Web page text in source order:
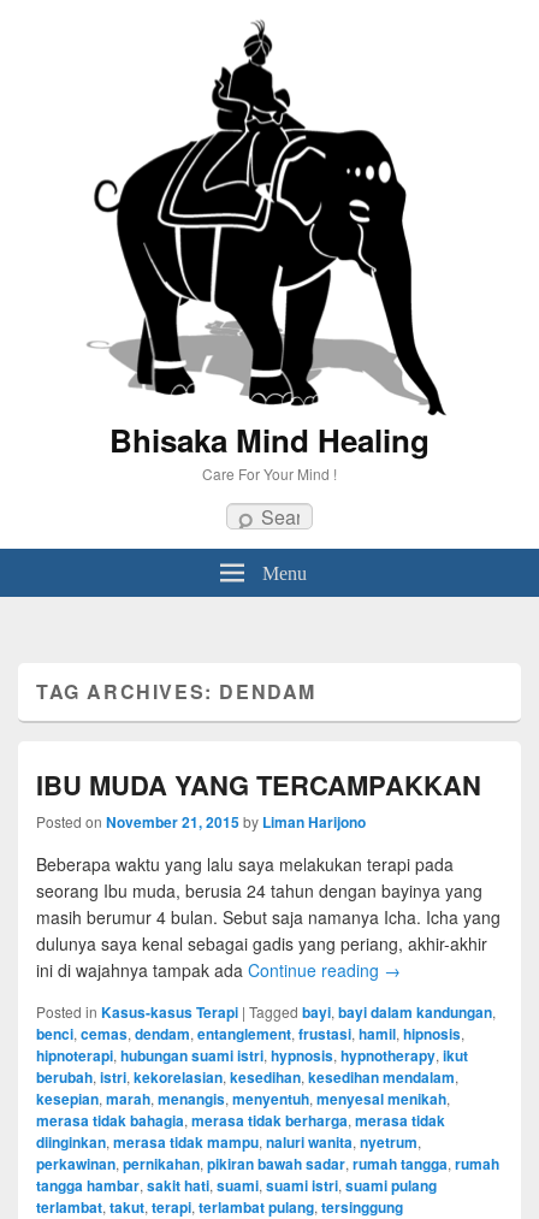
Bhisaka Mind Healing
Care For Your Mind !
Search
Menu
TAG ARCHIVES: DENDAM
IBU MUDA YANG TERCAMPAKKAN
Posted on November 21, 2015by Liman Harijono
Beberapa waktu yang lalu saya melakukan terapi pada
seorang Ibu muda, berusia 24 tahun dengan bayinya yang
masih berumur 4 bulan. Sebut saja namanya Icha. Icha yang
dulunya saya kenal sebagai gadis yang periang, akhir-akhir
ini di wajahnya tampak ada Continue reading →
Posted in Kasus-kasus Terapi | Tagged bayi, bayi dalam kandungan,
benci, cemas, dendam, entanglement, frustasi, hamil, hipnosis,
hipnoterapi, hubungan suami istri, hypnosis, hypnotherapy, ikut
berubah, istri, kekorelasian, kesedihan, kesedihan mendalam,
kesepian, marah, menangis, menyentuh, menyesal menikah,
merasa tidak bahagia, merasa tidak berharga, merasa tidak
diinginkan, merasa tidak mampu, naluri wanita, nyetrum,
perkawinan, pernikahan, pikiran bawah sadar, rumah tangga, rumah
tangga hambar, sakit hati, suami, suami istri, suami pulang
terlambat, takut, terapi, terlambat pulang, tersinggung